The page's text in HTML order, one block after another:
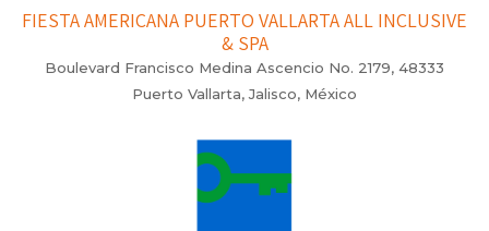
FIESTA AMERICANA PUERTO VALLARTA ALL INCLUSIVE
& SPA
Boulevard Francisco Medina Ascencio No. 2179, 48333
Puerto Vallarta, Jalisco, México